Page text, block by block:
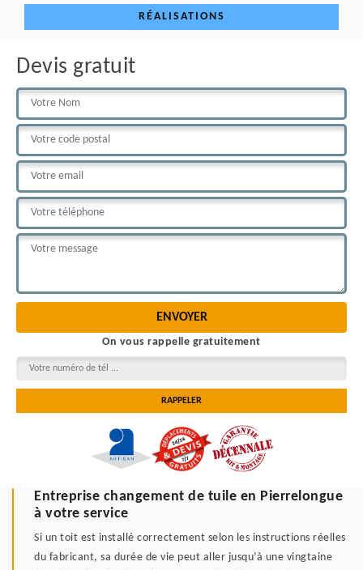
RÉALISATIONS
Devis gratuit
On vous rappelle gratuitement
Entreprise changement de tuile en Pierrelongue
à votre service
Si un toit est installé correctement selon les instructions réelles
du fabricant, sa durée de vie peut aller jusqu’à une vingtaine